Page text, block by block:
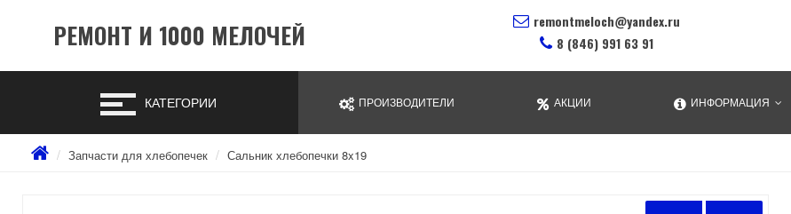
РЕМОНТ И 1000 МЕЛОЧЕЙ
remontmeloch@yandex.ru
8 (846) 991 63 91
КАТЕГОРИИ ПРОИЗВОДИТЕЛИ АКЦИИ ИНФОРМАЦИЯ
Запчасти для хлебопечек Сальник хлебопечки 8x19